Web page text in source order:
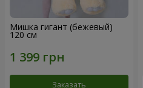
Мишка гигант (бежевый)
120 см
Заказать